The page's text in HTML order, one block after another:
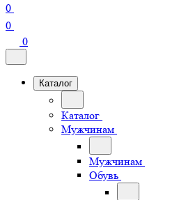
0
0
0
Каталог
Каталог
Мужчинам
Мужчинам
Обувь